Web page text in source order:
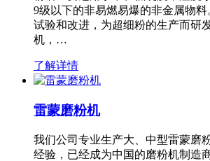
9级以下的非易燃易爆的非金属物
试验和改进，为超细粉的生产而研
机，…
了解详情
雷蒙磨粉机
我们公司专业生产大、中型雷蒙磨
经验，已经成为中国的磨粉机制造